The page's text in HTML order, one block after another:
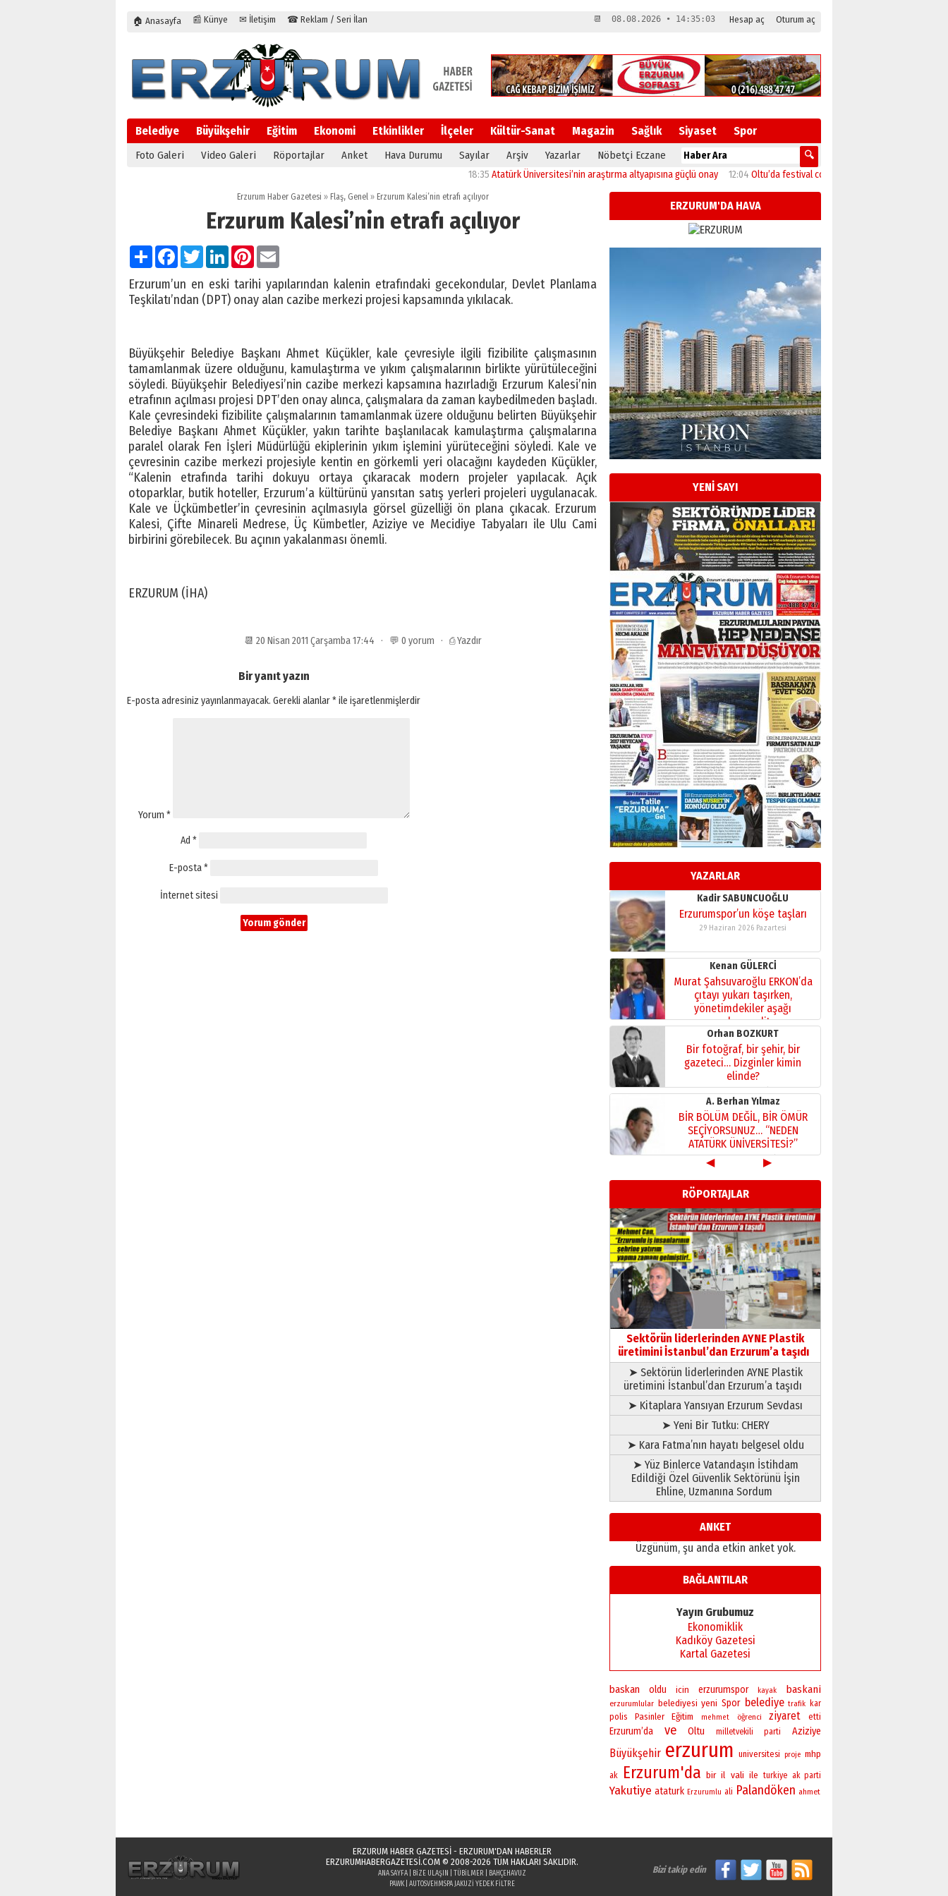
🏠 Anasayfa 📰 Künye ✉ İletişim ☎ Reklam / Seri İlan Hesap aç Oturum aç
📆 08.08.2026 • 14:35:03
Belediye Büyükşehir Eğitim Ekonomi Etkinlikler İlçeler Kültür-Sanat Magazin Sağlık Siyaset Spor
Foto Galeri Video Galeri Röportajlar Anket Hava Durumu Sayılar Arşiv Yazarlar Nöbetçi Eczane
Atatürk Üniversitesi’nin araştırma altyapısına güçlü onay 12:04 Oltu’da festival coşkusu konserle zirveye ulaştı
Erzurum Haber Gazetesi » Flaş, Genel »Erzurum Kalesi’nin etrafı açılıyor
Erzurum Kalesi’nin etrafı açılıyor
PaylaşFacebook
TwitterLinkedInPinterest
Erzurum’un en eski tarihi yapılarından kalenin etrafındaki gecekondular, Devlet Planlama
Teşkilatı’ndan (DPT) onay alan cazibe merkezi projesi kapsamında yıkılacak.
Büyükşehir Belediye Başkanı Ahmet Küçükler, kale çevresiyle ilgili fizibilite çalışmasının
tamamlanmak üzere olduğunu, kamulaştırma ve yıkım çalışmalarının birlikte yürütüleceğini
söyledi. Büyükşehir Belediyesi’nin cazibe merkezi kapsamına hazırladığı Erzurum Kalesi’nin
etrafının açılması projesi DPT’den onay alınca, çalışmalara da zaman kaybedilmeden başladı.
Kale çevresindeki fizibilite çalışmalarının tamamlanmak üzere olduğunu belirten Büyükşehir
Belediye Başkanı Ahmet Küçükler, yakın tarihte başlanılacak kamulaştırma çalışmalarına
paralel olarak Fen İşleri Müdürlüğü ekiplerinin yıkım işlemini yürüteceğini söyledi. Kale ve
çevresinin cazibe merkezi projesiyle kentin en görkemli yeri olacağını kaydeden Küçükler,
“Kalenin etrafında tarihi dokuyu ortaya çıkaracak modern projeler yapılacak. Açık
otoparklar, butik hoteller, Erzurum’a kültürünü yansıtan satış yerleri projeleri uygulanacak.
Kale ve Üçkümbetler’in çevresinin açılmasıyla görsel güzelliği ön plana çıkacak. Erzurum
Kalesi, Çifte Minareli Medrese, Üç Kümbetler, Aziziye ve Mecidiye Tabyaları ile Ulu Cami
birbirini görebilecek. Bu açının yakalanması önemli.
ERZURUM (İHA)
📆 20 Nisan 2011 Çarşamba 17:44 · 💬 0 yorum · ⎙ Yazdır
Bir yanıt yazın
E-posta adresiniz yayınlanmayacak. Gerekli alanlar*ile işaretlenmişlerdir
Yorum *
Ad *
E-posta*
İnternet sitesi
ERZURUM'DA HAVA
YENİ SAYI
YAZARLAR
Esat BİNDESEN
Başkan Sekmen’den Erzurum’a
bir vizyon proje daha!
02 Ağustos 2026 Pazar
Kadir SABUNCUOĞLU
Erzurumspor’un köşe taşları
29 Haziran 2026 Pazartesi
Kenan GÜLERCİ
Murat Şahsuvaroğlu ERKON’da
çıtayı yukarı taşırken,
yönetimdekiler aşağı
çekmemeli!
17 Şubat 2026 SalıOrhan BOZKURT
Bir fotoğraf, bir şehir, bir
gazeteci… Dizginler kimin
elinde?
31 Mart 2026 Salı
A. Berhan Yılmaz
BİR BÖLÜM DEĞİL, BİR ÖMÜR
SEÇİYORSUNUZ… “NEDEN
ATATÜRK ÜNİVERSİTESİ?”
28 Temmuz 2026 Salı
Ahmet Gökhan YAZICI
Ahmed Yesevi’den bir
Alperen… ”Reisimiz” idi…
Hakka yürüdü.!
26 Mart 2026 Perşembe
Cem Bakırcı
Ardında bıraktığı hatıralarıyla
gönül adamı Faruk Terzioğlu!
13 Mayıs 2026 Çarşamba
Esat BİNDESEN
Başkan Sekmen’den Erzurum’a
bir vizyon proje daha!
02 Ağustos 2026 Pazar
Kadir SABUNCUOĞLU
Erzurumspor’un köşe taşları
29 Haziran 2026 Pazartesi
Kenan GÜLERCİ
Murat Şahsuvaroğlu ERKON’da
çıtayı yukarı taşırken,
yönetimdekiler aşağı
çekmemeli!
17 Şubat 2026 SalıOrhan BOZKURT
Bir fotoğraf, bir şehir, bir
gazeteci… Dizginler kimin
elinde?
31 Mart 2026 Salı
A. Berhan Yılmaz
BİR BÖLÜM DEĞİL, BİR ÖMÜR
SEÇİYORSUNUZ… “NEDEN
ATATÜRK ÜNİVERSİTESİ?”
28 Temmuz 2026 Salı
Ahmet Gökhan YAZICI
Ahmed Yesevi’den bir
Alperen… ”Reisimiz” idi…
Hakka yürüdü.!
26 Mart 2026 Perşembe
Cem Bakırcı
Ardında bıraktığı hatıralarıyla
gönül adamı Faruk Terzioğlu!
13 Mayıs 2026 Çarşamba
Esat BİNDESEN
Başkan Sekmen’den Erzurum’a
bir vizyon proje daha!
02 Ağustos 2026 Pazar
◀ ▶
RÖPORTAJLAR
Sektörün liderlerinden AYNE Plastik
üretimini İstanbul’dan Erzurum’a taşıdı
➤ Sektörün liderlerinden AYNE Plastik
üretimini İstanbul’dan Erzurum’a taşıdı
➤ Kitaplara Yansıyan Erzurum Sevdası
➤ Yeni Bir Tutku: CHERY
➤ Kara Fatma’nın hayatı belgesel oldu
➤ Yüz Binlerce Vatandaşın İstihdam
Edildiği Özel Güvenlik Sektörünü İşin
Ehline, Uzmanına Sordum
ANKET
Üzgünüm, şu anda etkin anket yok.
BAĞLANTILAR
Yayın Grubumuz
Ekonomiklik
Kadıköy Gazetesi
Kartal Gazetesi
baskan oldu icin erzurumspor kayak baskani
erzurumlular belediyesi yeni Spor belediye trafik kar
polis Pasinler Eğitim mehmet öğrenci ziyaret etti
Erzurum’da ve Oltu milletvekili parti Aziziye
Büyükşehir erzurum universitesi proje mhp
ak Erzurum'da bir il vali ile turkiye ak parti
Yakutiye ataturk Erzurumlu ali Palandöken ahmet
ERZURUM HABER GAZETESİ - ERZURUM'DAN HABERLER
ERZURUMHABERGAZETESI.COM© 2008-2026 TÜM HAKLARI SAKLIDIR.
ANA SAYFA| BIZE ULAŞIN TÜBILMER
BAHÇEHAVUZ
PAWK| AUTOSVEH MSPA JAKUZI YEDEK FILTRE
Bizi takip edin